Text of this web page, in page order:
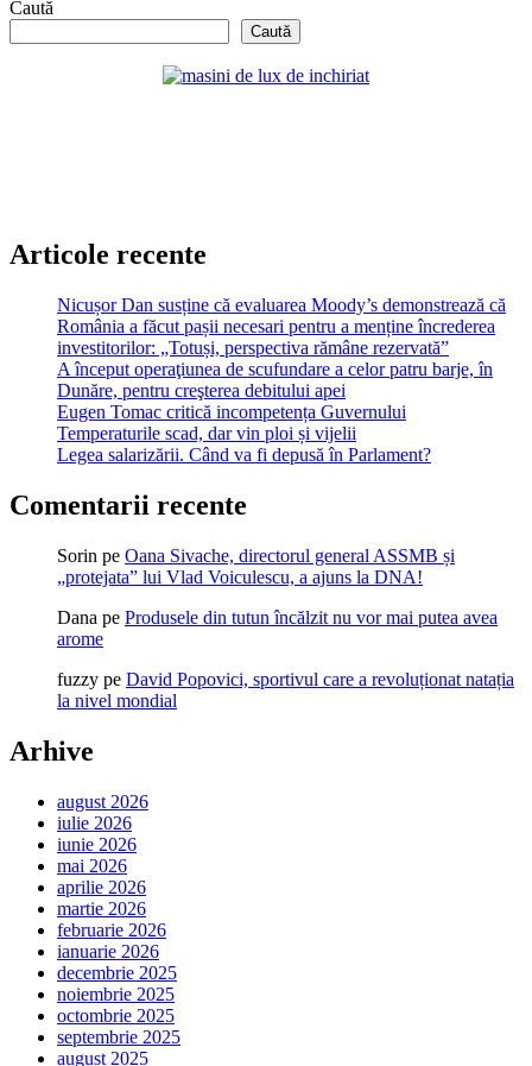
Caută
Caută
Articole recente
Nicușor Dan susține că evaluarea Moody’s demonstrează că
România a făcut pașii necesari pentru a menține încrederea
investitorilor: „Totuși, perspectiva rămâne rezervată”
A început operaţiunea de scufundare a celor patru barje, în
Dunăre, pentru creşterea debitului apei
Eugen Tomac critică incompetența Guvernului
Temperaturile scad, dar vin ploi și vijelii
Legea salarizării. Când va fi depusă în Parlament?
Comentarii recente
Sorin pe Oana Sivache, directorul general ASSMB și
„protejata” lui Vlad Voiculescu, a ajuns la DNA!
Dana pe Produsele din tutun încălzit nu vor mai putea avea
arome
fuzzy pe David Popovici, sportivul care a revoluționat natația
la nivel mondial
Arhive
august 2026
iulie 2026
iunie 2026
mai 2026
aprilie 2026
martie 2026
februarie 2026
ianuarie 2026
decembrie 2025
noiembrie 2025
octombrie 2025
septembrie 2025
august 2025